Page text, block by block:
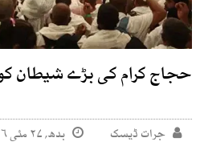
حجاج کرام کی بڑے شیطان
جرات ڈیسک بدھ, ۲۷ مئی ۲۰۲۶